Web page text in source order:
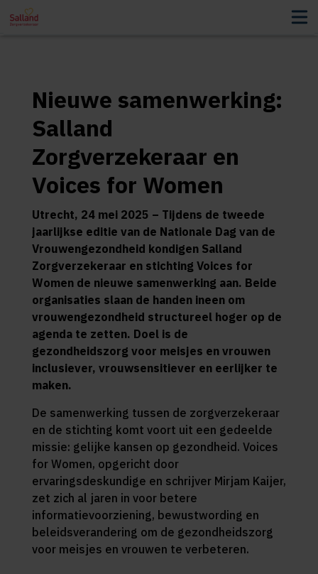
Nieuwe samenwerking:
Salland
Zorgverzekeraar en
Voices for Women
Utrecht, 24 mei 2025 – Tijdens de tweede
jaarlijkse editie van de Nationale Dag van de
Vrouwengezondheid kondigen Salland
Zorgverzekeraar en stichting Voices for
Women de nieuwe samenwerking aan. Beide
organisaties slaan de handen ineen om
vrouwengezondheid structureel hoger op de
agenda te zetten. Doel is de
gezondheidszorg voor meisjes en vrouwen
inclusiever, vrouwsensitiever en eerlijker te
maken.
De samenwerking tussen de zorgverzekeraar
en de stichting komt voort uit een gedeelde
missie: gelijke kansen op gezondheid. Voices
for Women, opgericht door
ervaringsdeskundige en schrijver Mirjam Kaijer,
zet zich al jaren in voor betere
informatievoorziening, bewustwording en
beleidsverandering om de gezondheidszorg
voor meisjes en vrouwen te verbeteren.